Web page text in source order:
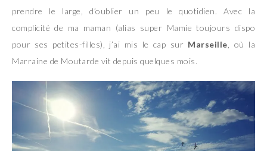
prendre le large, d’oublier un peu le quotidien. Avec la
complicité de ma maman (alias super Mamie toujours dispo
pour ses petites-filles), j’ai mis le cap sur Marseille , où la
Marraine de Moutarde vit depuis quelques mois.